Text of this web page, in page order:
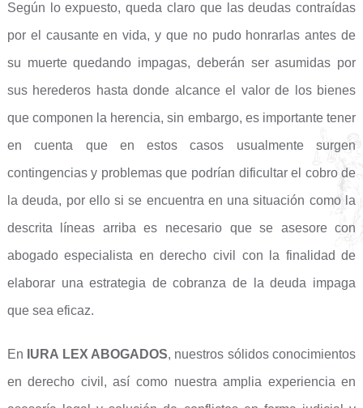
Según lo expuesto, queda claro que las deudas contraídas
por el causante en vida, y que no pudo honrarlas antes de
su muerte quedando impagas, deberán ser asumidas por
sus herederos hasta donde alcance el valor de los bienes
que componen la herencia, sin embargo, es importante tener
en cuenta que en estos casos usualmente surgen
contingencias y problemas que podrían dificultar el cobro de
la deuda, por ello si se encuentra en una situación como la
descrita líneas arriba es necesario que se asesore con
abogado especialista en derecho civil con la finalidad de
elaborar una estrategia de cobranza de la deuda impaga
que sea eficaz.
En IURA LEX ABOGADOS, nuestros sólidos conocimientos
en derecho civil, así como nuestra amplia experiencia en